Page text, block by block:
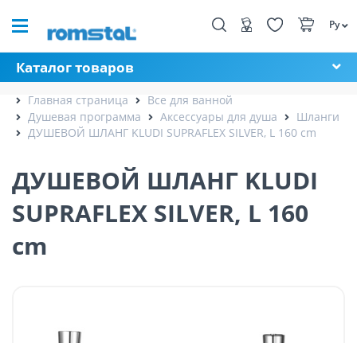
Ру
Каталог товаров
Главная страница
Все для ванной
Душевая программа
Аксессуары для душа
Шланги
ДУШЕВОЙ ШЛАНГ KLUDI SUPRAFLEX SILVER, L 160 cm
ДУШЕВОЙ ШЛАНГ KLUDI
SUPRAFLEX SILVER, L 160
cm